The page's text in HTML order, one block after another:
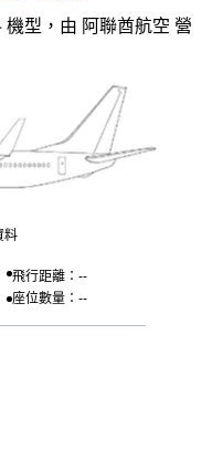
型，由 阿聯酋航空 營
料
飛行距離：--
座位數量：--